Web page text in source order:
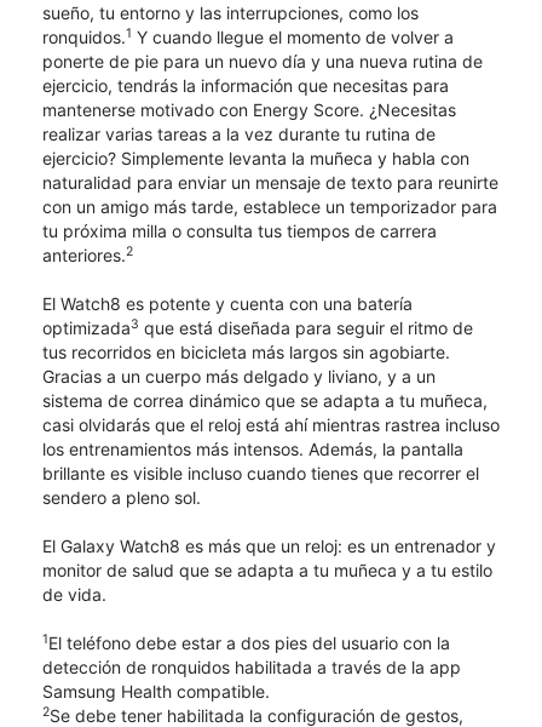
sueño, tu entorno y las interrupciones, como los
ronquidos.1 Y cuando llegue el momento de volver a
ponerte de pie para un nuevo día y una nueva rutina de
ejercicio, tendrás la información que necesitas para
mantenerse motivado con Energy Score. ¿Necesitas
realizar varias tareas a la vez durante tu rutina de
ejercicio? Simplemente levanta la muñeca y habla con
naturalidad para enviar un mensaje de texto para reunirte
con un amigo más tarde, establece un temporizador para
tu próxima milla o consulta tus tiempos de carrera
anteriores.2
El Watch8 es potente y cuenta con una batería
optimizada3 que está diseñada para seguir el ritmo de
tus recorridos en bicicleta más largos sin agobiarte.
Gracias a un cuerpo más delgado y liviano, y a un
sistema de correa dinámico que se adapta a tu muñeca,
casi olvidarás que el reloj está ahí mientras rastrea incluso
los entrenamientos más intensos. Además, la pantalla
brillante es visible incluso cuando tienes que recorrer el
sendero a pleno sol.
El Galaxy Watch8 es más que un reloj: es un entrenador y
monitor de salud que se adapta a tu muñeca y a tu estilo
de vida.
1El teléfono debe estar a dos pies del usuario con la
detección de ronquidos habilitada a través de la app
Samsung Health compatible.
2Se debe tener habilitada la configuración de gestos,